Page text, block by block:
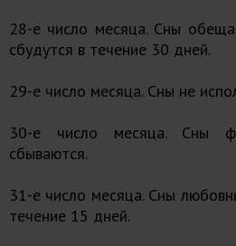
28-е число месяца. Сны
сбудутся в течение 30 дней.
29-е число месяца. Сны не
30-е число месяца. Сны
сбываются.
31-е число месяца. Сны
течение 15 дней.